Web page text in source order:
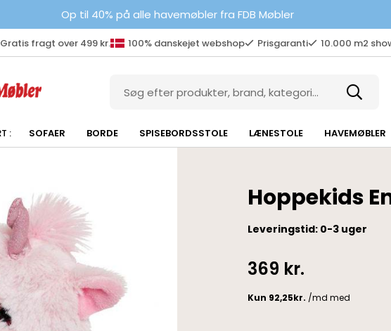
Op til 40% på alle havemøbler fra FDB Møbler
Gratis fragt over 499 kr. 100% danskejet webshop Prisgaranti 10.000 m2
SOFAER BORDE SPISEBORDSSTOLE LÆNESTOLE HAVEMØBLER
Hoppekids
Leveringstid: 0-3 uger
369 kr.